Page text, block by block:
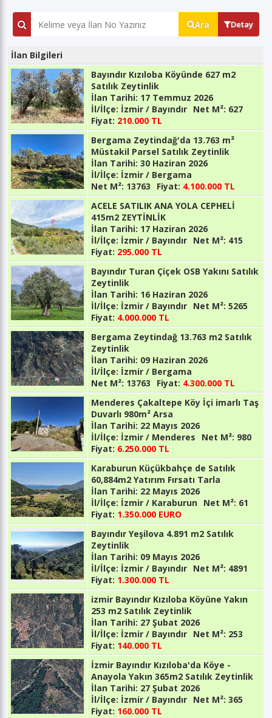
Ara Detay
İlan Bilgileri
Bayındır Kızıloba Köyünde 627 m2
Satılık Zeytinlik
İlan Tarihi: 17 Temmuz 2026
İl/İlçe: İzmir / Bayındır Net M²: 627
Fiyat: 210.000 TL
Bergama Zeytindağ'da 13.763 m²
Müstakil Parsel Satılık Zeytinlik
İlan Tarihi: 30 Haziran 2026
İl/İlçe: İzmir / Bergama
Net M²: 13763 Fiyat: 4.100.000 TL
ACELE SATILIK ANA YOLA CEPHELİ
415m2 ZEYTİNLİK
İlan Tarihi: 17 Haziran 2026
İl/İlçe: İzmir / Bayındır Net M²: 415
Fiyat: 295.000 TL
Bayındır Turan Çiçek OSB Yakını Satılık
Zeytinlik
İlan Tarihi: 16 Haziran 2026
İl/İlçe: İzmir / Bayındır Net M²: 5265
Fiyat: 4.000.000 TL
Bergama Zeytindağ 13.763 m2 Satılık
Zeytinlik
İlan Tarihi: 09 Haziran 2026
İl/İlçe: İzmir / Bergama
Net M²: 13763 Fiyat: 4.300.000 TL
Menderes Çakaltepe Köy İçi imarlı Taş
Duvarlı 980m² Arsa
İlan Tarihi: 22 Mayıs 2026
İl/İlçe: İzmir / Menderes Net M²: 980
Fiyat: 6.250.000 TL
Karaburun Küçükbahçe de Satılık
60,884m2 Yatırım Fırsatı Tarla
İlan Tarihi: 22 Mayıs 2026
İl/İlçe: İzmir / Karaburun Net M²: 61
Fiyat: 1.350.000 EURO
Bayındır Yeşilova 4.891 m2 Satılık
Zeytinlik
İlan Tarihi: 09 Mayıs 2026
İl/İlçe: İzmir / Bayındır Net M²: 4891
Fiyat: 1.300.000 TL
izmir Bayındır Kızıloba Köyüne Yakın
253 m2 Satılık Zeytinlik
İlan Tarihi: 27 Şubat 2026
İl/İlçe: İzmir / Bayındır Net M²: 253
Fiyat: 140.000 TL
İzmir Bayındır Kızıloba'da Köye -
Anayola Yakın 365m2 Satılık Zeytinlik
İlan Tarihi: 27 Şubat 2026
İl/İlçe: İzmir / Bayındır Net M²: 365
Fiyat: 160.000 TL